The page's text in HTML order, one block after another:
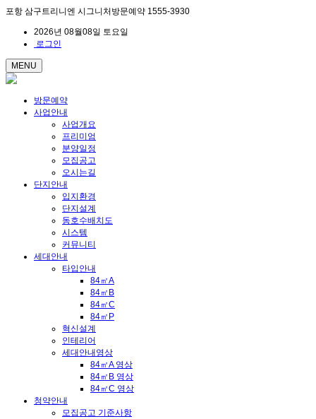
포항 삼구트리니엔 시그니처방문예약 1555-3930
2026년 08월08일 토요일
로그인
MENU
방문예약
사업안내
사업개요
프리미엄
분양일정
모집공고
오시는길
단지안내
입지환경
단지설계
동호수배치도
시스템
커뮤니티
세대안내
타입안내
84㎡A
84㎡B
84㎡C
84㎡P
혁신설계
인테리어
세대안내영상
84㎡A 영상
84㎡B 영상
84㎡C 영상
청약안내
모집공고 기준사항